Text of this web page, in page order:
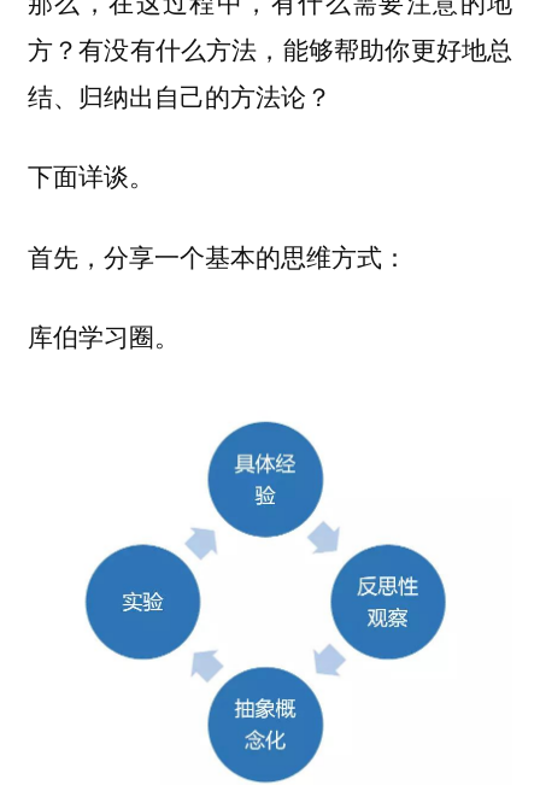
方？有没有什么方法，能够帮助你更好地总
结、归纳出自己的方法论？
下面详谈。
首先，分享一个基本的思维方式：
库伯学习圈。